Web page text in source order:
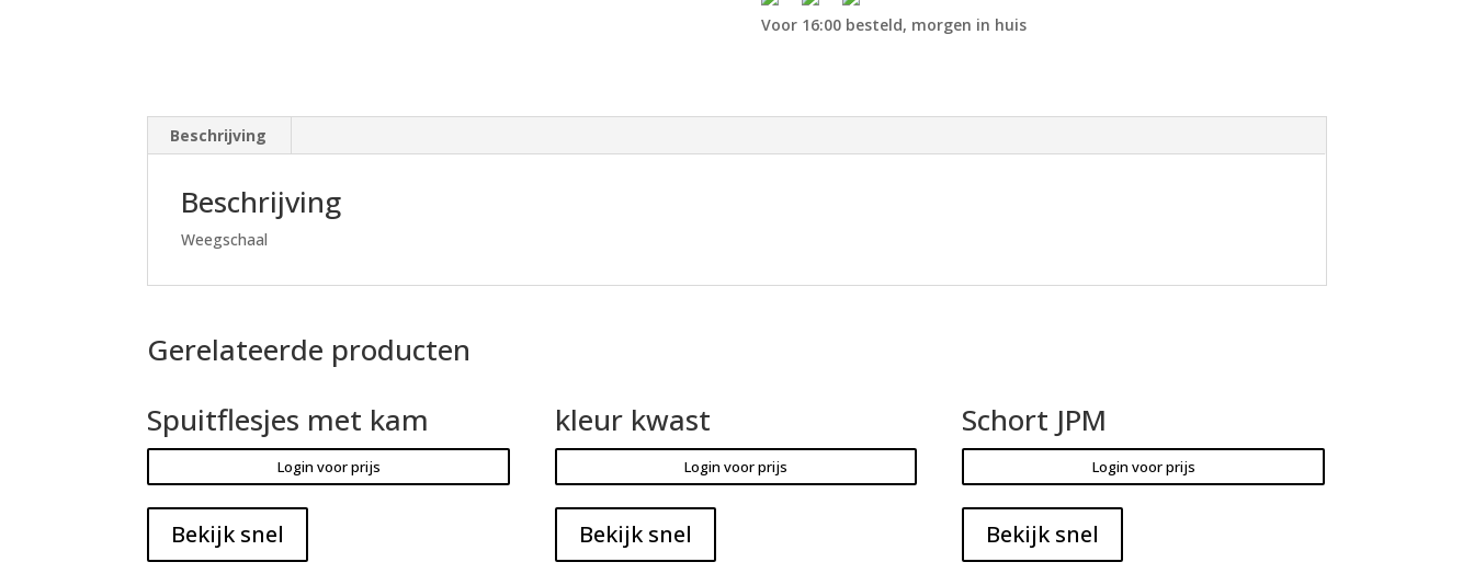
Voor 16:00 besteld, morgen in huis
Beschrijving
Beschrijving
Weegschaal
Gerelateerde producten
Spuitflesjes met kam
Login voor prijs
Bekijk snel
kleur kwast
Login voor prijs
Bekijk snel
Schort JPM
Login voor prijs
Bekijk snel